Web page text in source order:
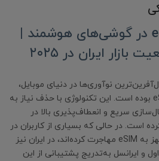
راهنمای جامع eSIM در گوشی‌های هوشمند |
ایران در ۲۰۲۵
نوآوری‌ها در دنیای موبایل،
سیم‌کارت الکترونیکی یا eSIM بوده است. این تکنولوژی با حذف نیاز به
سریع و انعطاف‌پذیری بالا در
کرده است. در حالی که بسیاری از کاربران در
دنیا به سمت گوشی‌های مجهز به eSIM مهاجرت کرده‌اند، در ایران نیز
اول و ایرانسل به‌تدریج پشتیبانی از این